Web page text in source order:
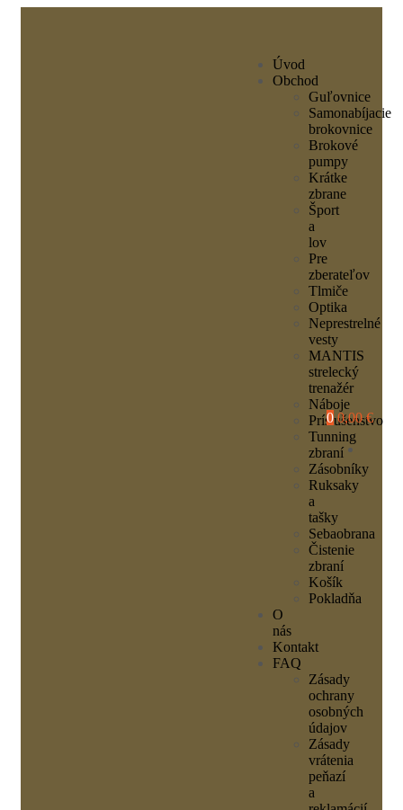
Úvod
Obchod
Guľovnice
Samonabíjacie
brokovnice
Brokové
pumpy
Krátke
zbrane
Šport
a
lov
Pre
zberateľov
Tlmiče
Optika
Neprestrelné
vesty
MANTIS
strelecký
trenažér
Náboje
Príslušenstvo
Tunning
zbraní
Zásobníky
Ruksaky
a
tašky
Sebaobrana
Čistenie
zbraní
Košík
Pokladňa
O
nás
Kontakt
FAQ
Zásady
ochrany
osobných
údajov
Zásady
vrátenia
peňazí
a
0 0,00 €